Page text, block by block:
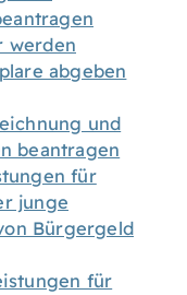
werden
abgeben
und
beantragen
für
junge
Bürgergeld
für